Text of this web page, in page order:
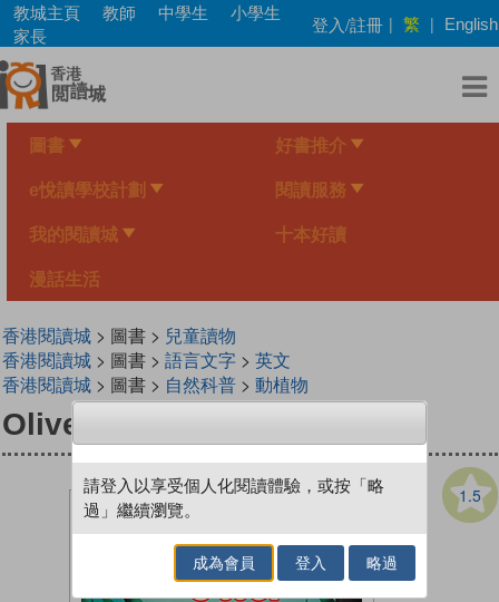
Skip
main
content
教城主頁 教師 中學生
小學生
家長
登入/註冊 | 繁 | English
圖書 好書推介
e悅讀學校計劃 閱讀服務
我的閱讀城 十本好讀
漫話生活
香港閱讀城> 圖書 > 兒童讀物
香港閱讀城> 圖書 > 語言文字> 英文
香港閱讀城> 圖書 > 自然科普> 動植物
Oliver’s Otter Phase
1.5
請登入以享受個人化閱讀體驗，或按「略
過」繼續瀏覽。
成為會員 登入 略過